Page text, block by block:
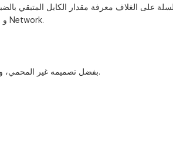
يتوفر الكابل بألوان مختلفة، بما في ذلك الرمادي والأبيض والأزرق والأسود، أو بألوان مخصصة، وقد تم اختباره بواسطة أجهزة تحليل Fluke و Network.
بفضل تصميمه غير المحمي، ومجموعة واسعة من خيارات الغلاف والألوان، والتزامه بمعايير الصناعة، سيوفر هذا الكابل أداءً موثوقًا به للبنية التحتية للشبكات الخاصة بك.